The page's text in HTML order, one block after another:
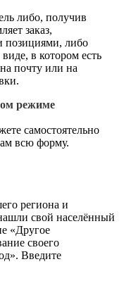
либо, получив
заказ,
позициями, либо
в котором есть
почту или на
режиме
самостоятельно
всю форму.
региона и
свой населённый
«Другое
своего
Введите